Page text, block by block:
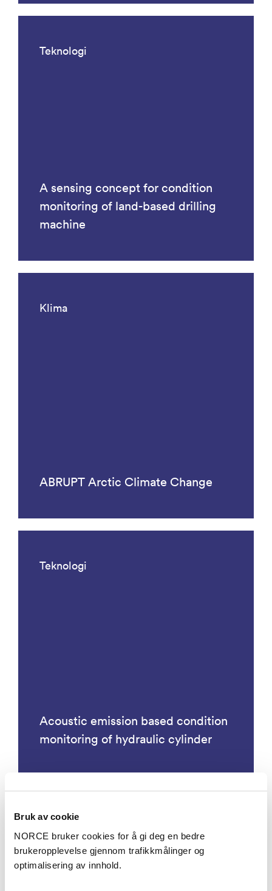
Bruk av cookie
NORCE bruker cookies for å gi deg en bedre
brukeropplevelse gjennom trafikkmålinger og
optimalisering av innhold.
Teknologi
A sensing concept for condition
monitoring of land-based drilling
machine
Klima
ABRUPT Arctic Climate Change
Teknologi
Acoustic emission based condition
monitoring of hydraulic cylinder
Prosjekter